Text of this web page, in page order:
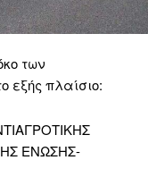
των
εξής πλαίσιο:
ΕΝΩΣΗΣ-